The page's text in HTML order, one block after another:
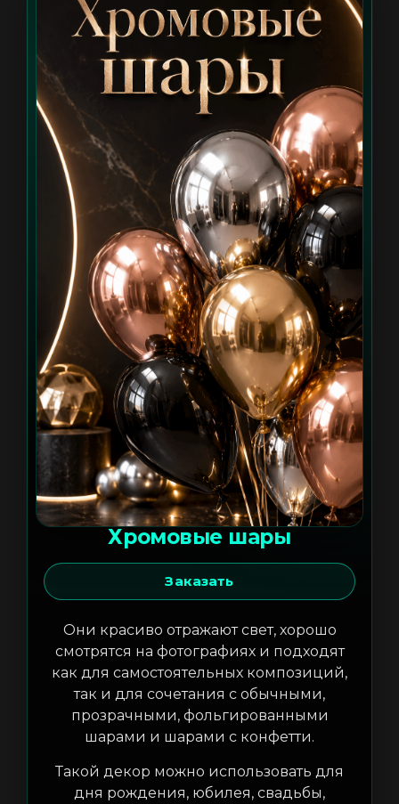
Хромовые шары
Заказать
Они красиво отражают свет, хорошо
смотрятся на фотографиях и подходят
как для самостоятельных композиций,
так и для сочетания с обычными,
прозрачными, фольгированными
шарами и шарами с конфетти.
Такой декор можно использовать для
дня рождения, юбилея, свадьбы,